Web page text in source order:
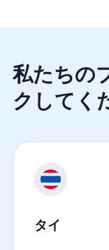
私たちの
クしてく
タイ